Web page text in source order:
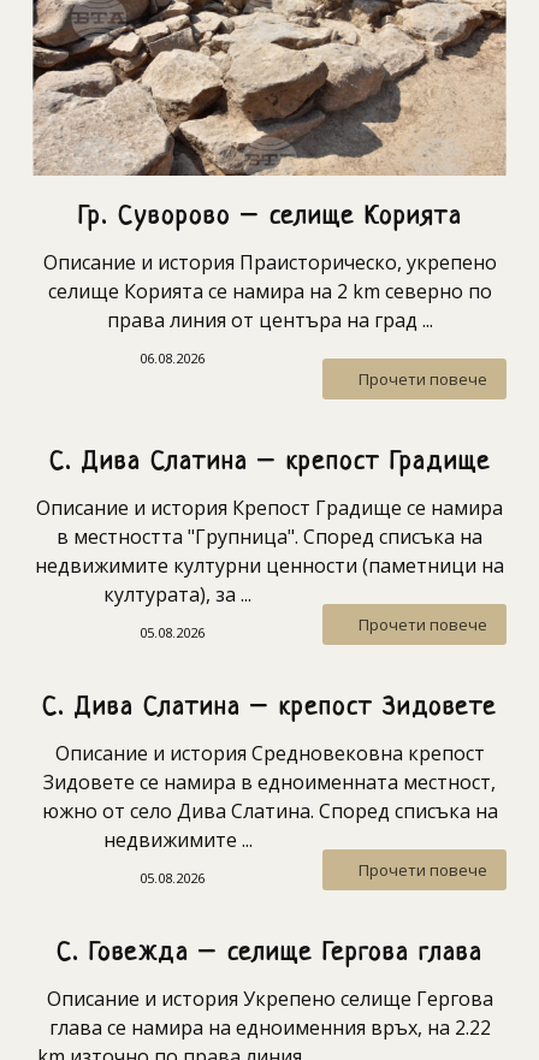
Гр. Суворово – селище Корията
Описание и история Праисторическо, укрепено
селище Корията се намира на 2 km северно по
права линия от центъра на град ...
Прочети повече
06.08.2026
С. Дива Слатина – крепост Градище
Описание и история Крепост Градище се намира
в местността "Групница". Според списъка на
недвижимите културни ценности (паметници на
културата), за ...
Прочети повече
05.08.2026
С. Дива Слатина – крепост Зидовете
Описание и история Средновековна крепост
Зидовете се намира в едноименната местност,
южно от село Дива Слатина. Според списъка на
недвижимите ...
Прочети повече
05.08.2026
С. Говежда – селище Гергова глава
Описание и история Укрепено селище Гергова
глава се намира на едноименния връх, на 2.22